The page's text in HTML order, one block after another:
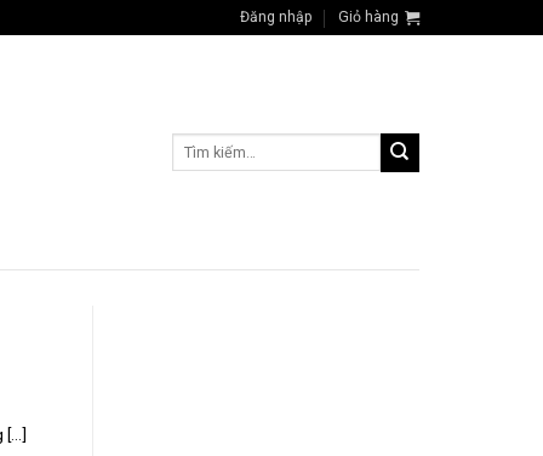
Đăng nhập Giỏ hàng
Tìm